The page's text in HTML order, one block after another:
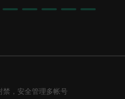
禁，安全管理多帐号